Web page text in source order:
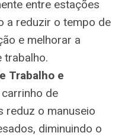
entre estações
a reduzir o tempo de
e melhorar a
trabalho.
Trabalho e
de
reduz o manuseio
diminuindo o